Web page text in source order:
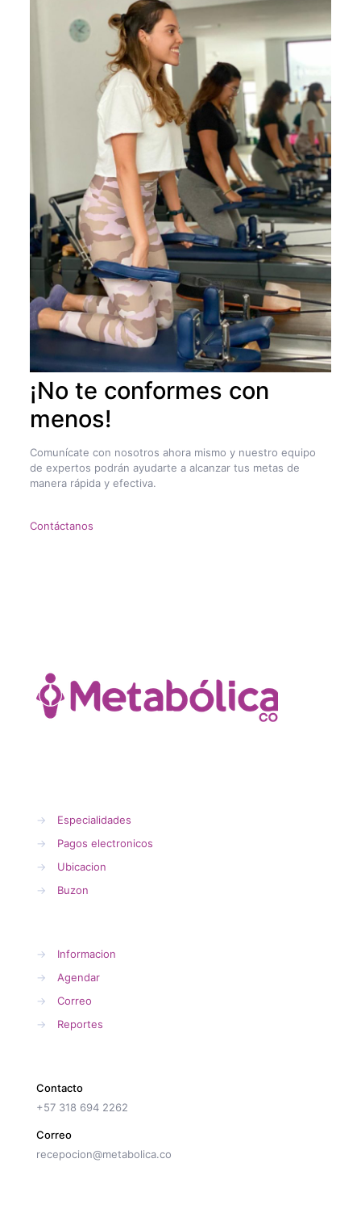
¡No te conformes con
menos!
Comunícate con nosotros ahora mismo y nuestro equipo
de expertos podrán ayudarte a alcanzar tus metas de
manera rápida y efectiva.
Contáctanos
→
Especialidades
→
Pagos electronicos
→
Ubicacion
→
Buzon
→
Informacion
→
Agendar
→
Correo
→
Reportes
Contacto
+57 318 694 2262
Correo
recepocion@metabolica.co